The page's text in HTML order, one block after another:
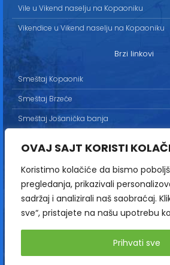
OVAJ SAJT KORISTI
Koristimo kolačiće da bismo
pregledanja, prikazivali
sadržaj i analizirali naš saobraćaj.
sve“, pristajete na našu upotrebu
Prihvati sve
Vile u Vikend naselju na Kopaoniku
Vikendice u Vikend naselju na Kopaoniku
Brzi linkovi
Smeštaj Kopaonik
Smeštaj Brzeće
Smeštaj Jošanička banja
Kontakt
Sva prava zadržana / All rights